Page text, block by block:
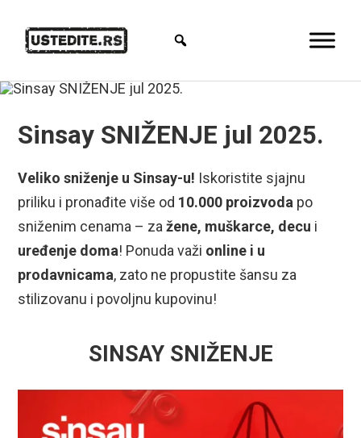
Sinsay SNIŽENJE jul 2025.
Veliko sniženje u Sinsay-u! Iskoristite sjajnu
priliku i pronađite više od 10.000 proizvoda po
sniženim cenama – zažene, muškarce, decu i
uređenje doma! Ponuda važi online i u
prodavnicama, zato ne propustite šansu za
stilizovanu i povoljnu kupovinu!
SINSAY SNIŽENJE